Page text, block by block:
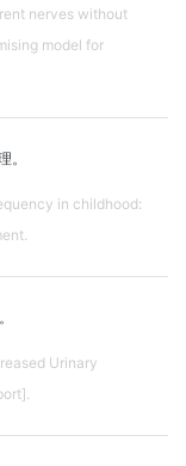
nerves without
model for
。
in childhood:
Urinary